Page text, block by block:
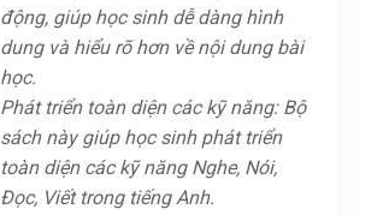
động, giúp học sinh dễ dàng hình
dung và hiểu rõ hơn về nội dung bài
học.
Phát triển toàn diện các kỹ năng: Bộ
sách này giúp học sinh phát triển
toàn diện các kỹ năng Nghe, Nói,
Đọc, Viết trong tiếng Anh.